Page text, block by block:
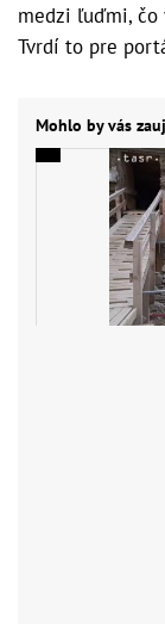
medzi ľuďmi, čo
Tvrdí to pre
Mohlo by vás